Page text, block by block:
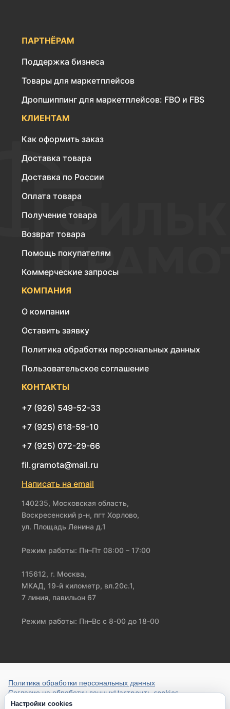
ПАРТНЁРАМ
Поддержка бизнеса
Товары для маркетплейсов
Дропшиппинг для маркетплейсов: FBO и FBS
КЛИЕНТАМ
Как оформить заказ
Доставка товара
Доставка по России
Оплата товара
Получение товара
Возврат товара
Помощь покупателям
Коммерческие запросы
КОМПАНИЯ
О компании
Оставить заявку
Политика обработки персональных данных
Пользовательское соглашение
КОНТАКТЫ
+7 (926) 549-52-33
+7 (925) 618-59-10
+7 (925) 072-29-66
fil.gramota@mail.ru
Написать на email
140235, Московская область,
Воскресенский р-н, пгт Хорлово,
ул. Площадь Ленина д.1
Режим работы: Пн–Пт 08:00 – 17:00
115612, г. Москва,
МКАД, 19-й километр, вл.20с.1,
7 линия, павильон 67
Режим работы: Пн–Вс с 8-00 до 18-00
Политика обработки персональных данных
Согласие на обработку данныхНастроить cookies
Настройки cookies